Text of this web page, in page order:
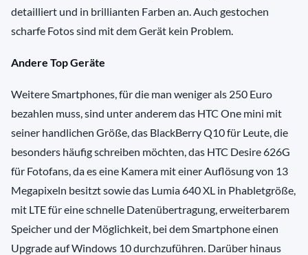
detailliert und in brillianten Farben an. Auch gestochen
scharfe Fotos sind mit dem Gerät kein Problem.
Andere Top Geräte
Weitere Smartphones, für die man weniger als 250 Euro
bezahlen muss, sind unter anderem das HTC One mini mit
seiner handlichen Größe, das BlackBerry Q10 für Leute, die
besonders häufig schreiben möchten, das HTC Desire 626G
für Fotofans, da es eine Kamera mit einer Auflösung von 13
Megapixeln besitzt sowie das Lumia 640 XL in Phabletgröße,
mit LTE für eine schnelle Datenübertragung, erweiterbarem
Speicher und der Möglichkeit, bei dem Smartphone einen
Upgrade auf Windows 10 durchzuführen. Darüber hinaus